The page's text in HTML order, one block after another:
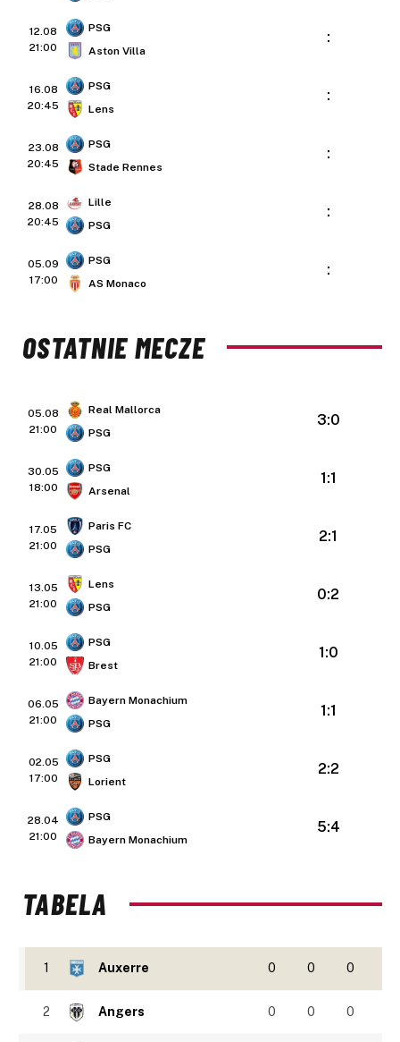
12.08
21:00
PSG
Aston Villa
:
16.08
20:45
PSG
Lens
:
23.08
20:45
PSG
Stade Rennes
:
28.08
20:45
Lille
PSG
:
05.09
17:00
PSG
AS Monaco
:
OSTATNIE MECZE
05.08
21:00
Real Mallorca
PSG
3:0
30.05
18:00
PSG
Arsenal
1:1
17.05
21:00
Paris FC
PSG
2:1
13.05
21:00
Lens
PSG
0:2
10.05
21:00
PSG
Brest
1:0
06.05
21:00
Bayern Monachium
PSG
1:1
02.05
17:00
PSG
Lorient
2:2
28.04
21:00
PSG
Bayern Monachium
5:4
TABELA
1 Auxerre 0 0 0
2 Angers 0 0 0